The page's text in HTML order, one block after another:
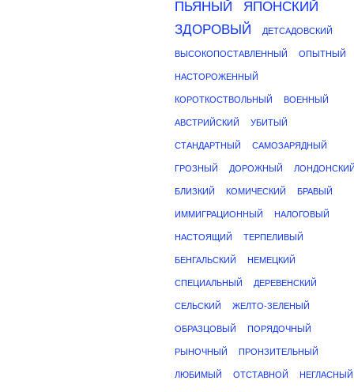
ПЬЯНЫЙ
ЯПОНСКИЙ
ЗДОРОВЫЙ
ДЕТСАДОВСКИЙ
ВЫСОКОПОСТАВЛЕННЫЙ ОПЫТНЫЙ
НАСТОРОЖЕННЫЙ
КОРОТКОСТВОЛЬНЫЙ ВОЕННЫЙ
АВСТРИЙСКИЙ УБИТЫЙ
СТАНДАРТНЫЙ САМОЗАРЯДНЫЙ
ГРОЗНЫЙ ДОРОЖНЫЙ
БЛИЗКИЙ КОМИЧЕСКИЙ БРАВЫЙ
ИММИГРАЦИОННЫЙ НАЛОГОВЫЙ
НАСТОЯЩИЙ ТЕРПЕЛИВЫЙ
БЕНГАЛЬСКИЙ НЕМЕЦКИЙ
СПЕЦИАЛЬНЫЙ ДЕРЕВЕНСКИЙ
СЕЛЬСКИЙ ЖЕЛТО-ЗЕЛЕНЫЙ
ОБРАЗЦОВЫЙ ПОРЯДОЧНЫЙ
РЫНОЧНЫЙ ПРОНЗИТЕЛЬНЫЙ
ЛЮБИМЫЙ ОТСТАВНОЙ НЕГЛАСНЫЙ